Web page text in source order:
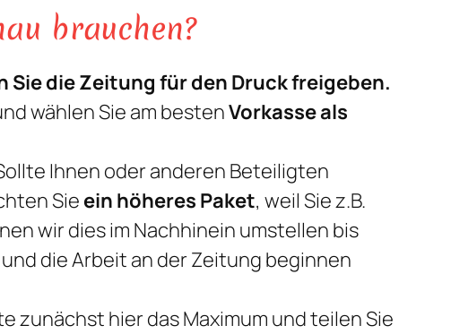
brauchen?
die Zeitung für den Druck freigeben.
wählen Sie am bestenVorkasse als
Ihnen oder anderen Beteiligten
Sieein höheres Paket, weil Sie z.B.
wir dies im Nachhinein umstellen bis
die Arbeit an der Zeitung beginnen
zunächst hier das Maximum und teilen Sie